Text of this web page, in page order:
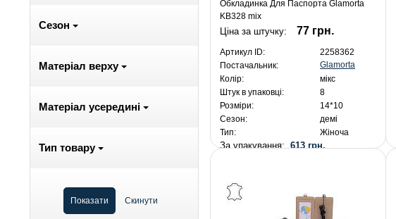
Сезон
Матеріал верху
Матеріал усередині
Тип товару
Обкладинка Для Паспорта Glamorta
KB328 mix
Ціна за штучку: 77 грн.
Артикул ID:
2258362
Постачальник:
Glamorta
Колір:
мікс
Штук в упаковці:
8
Розміри:
14*10
Сезон:
демі
Тип:
Жіноча
За упакування:613 грн.